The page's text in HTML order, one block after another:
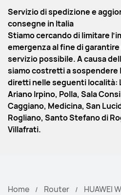
Servizio di spedizione e
consegne in Italia
Stiamo cercando di limitare
emergenza al fine di
servizio possibile. A causa
siamo costretti a
diretti nelle seguenti località:
Ariano Irpino, Polla, Sala
Caggiano, Medicina, San
Rogliano, Santo Stefano di
Villafrati.
Home Router HUAWEI